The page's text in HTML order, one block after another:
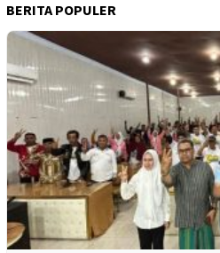
BERITA POPULER